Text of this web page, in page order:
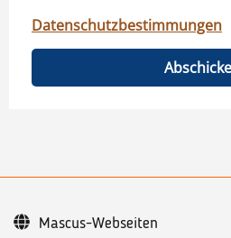
Datenschutzbestimmungen
Mascus-Webseiten